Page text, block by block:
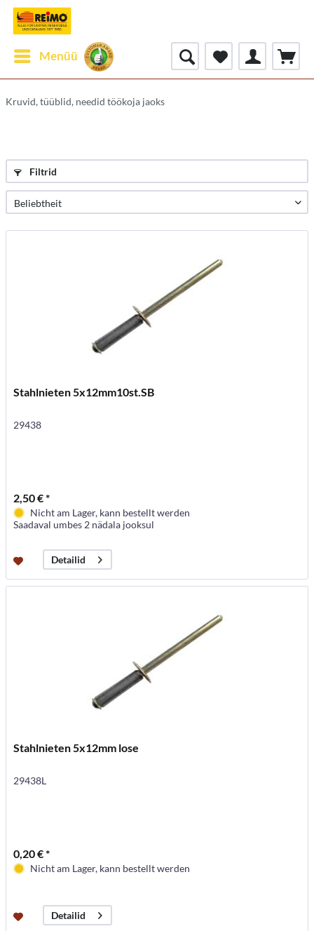
Menüü
Kruvid, tüüblid, needid töökoja jaoks
Filtrid
Stahlnieten 5x12mm10st.SB
29438
2,50 € *
Nicht am Lager, kann bestellt werden
Saadaval umbes 2 nädala jooksul
Detailid
Stahlnieten 5x12mm lose
29438L
0,20 € *
Nicht am Lager, kann bestellt werden
Detailid